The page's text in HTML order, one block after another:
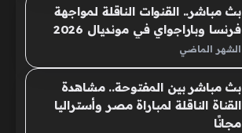
بث مباشر.. القنوات الناقلة لمواجهة
فرنسا وباراجواي في مونديال 2026
الشهر الماضي
بث مباشر بين المفتوحة.. مشاهدة
القناة الناقلة لمباراة مصر وأستراليا
مجانًا